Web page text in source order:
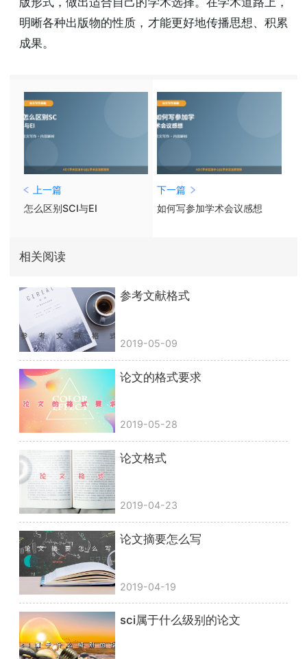
明晰各种出版物的性质，才能更好地传播思想、积累
成果。
上一篇
怎么区别SCI与EI
下一篇
如何写参加学术会议感想
相关阅读
参考文献格式
2019-05-09
论文的格式要求
2019-05-28
论文格式
2019-04-23
论文摘要怎么写
2019-04-19
sci属于什么级别的论文